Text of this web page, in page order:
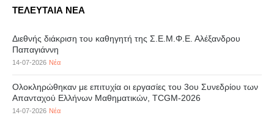
ΤΕΛΕΥΤΑΙΑ ΝΕΑ
Διεθνής διάκριση του καθηγητή της Σ.Ε.Μ.Φ.Ε. Αλέξανδρου
Παπαγιάννη
14-07-2026 Νέα
Ολοκληρώθηκαν με επιτυχία οι εργασίες του 3ου Συνεδρίου των
Απανταχού Ελλήνων Μαθηματικών, TCGM-2026
14-07-2026 Νέα